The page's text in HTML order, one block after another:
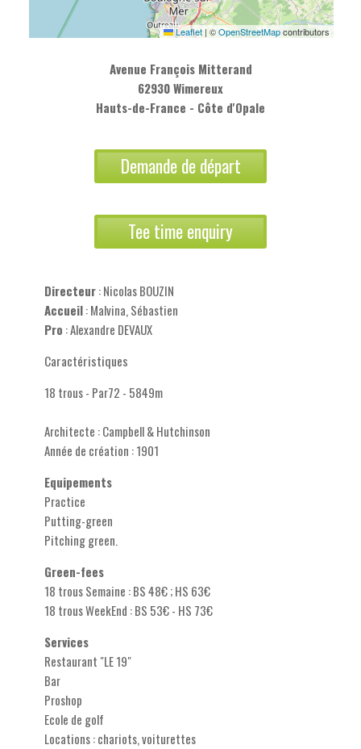
Leaflet | ©OpenStreetMapcontributors
Avenue François Mitterand
62930 Wimereux
Hauts-de-France - Côte d'Opale
Demande de départ
Tee time enquiry
Directeur: Nicolas BOUZIN
Accueil: Malvina, Sébastien
Pro : Alexandre DEVAUX
Caractéristiques
18 trous - Par72 - 5849m
Architecte : Campbell & Hutchinson
Année de création : 1901
Equipements
Practice
Putting-green
Pitching green.
Green-fees
18 trous Semaine : BS 48€ ; HS 63€
18 trous WeekEnd : BS 53€ - HS 73€
Services
Restaurant "LE 19"
Bar
Proshop
Ecole de golf
Locations : chariots, voiturettes